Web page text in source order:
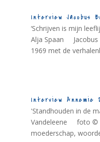
Interview Jacobus
‘Schrijven is mijn
Alja Spaan Jacobus
1969 met de
Interview Annemie
'Standhouden in de
Vandeleene foto ©
moederschap,